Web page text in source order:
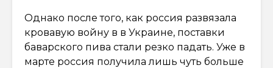
Однако после того, как россия развязала
кровавую войну в в Украине, поставки
баварского пива стали резко падать. Уже в
марте россия получила лишь чуть больше